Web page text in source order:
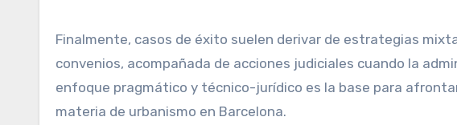
Finalmente, casos de éxito suelen derivar de estrategias
convenios, acompañada de acciones judiciales cuando la
enfoque pragmático y técnico-jurídico es la base para
materia de urbanismo en Barcelona.